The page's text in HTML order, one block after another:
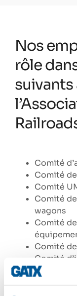
Nos
rôle
suivants
Comité
Comité
Comité
Comité
wagons
Comité
Comité
Comité
Comité